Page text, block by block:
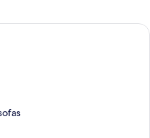
modernes Wohnzimmer mit